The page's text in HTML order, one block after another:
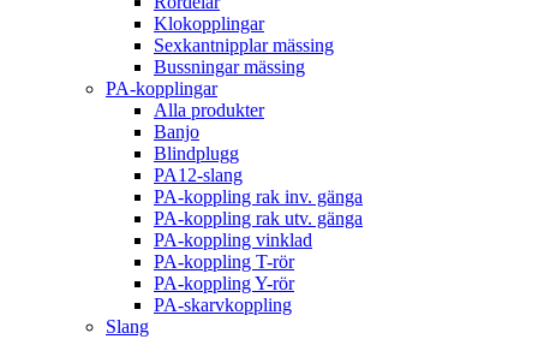
Klokopplingar
Sexkantnipplar mässing
Bussningar mässing
PA-kopplingar
Alla produkter
Banjo
Blindplugg
PA12-slang
PA-koppling rak inv. gänga
PA-koppling rak utv. gänga
PA-koppling vinklad
PA-koppling T-rör
PA-koppling Y-rör
PA-skarvkoppling
Slang